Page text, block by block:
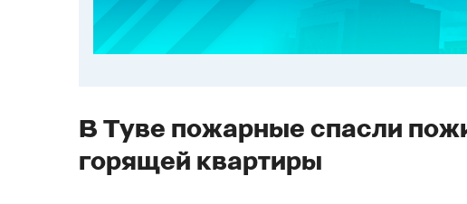
В Туве пожарные спасли
горящей квартиры